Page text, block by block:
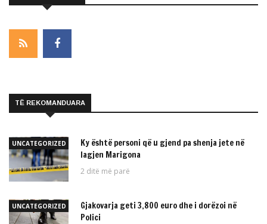
TË REKOMANDUARA
UNCATEGORIZED
Ky është personi që u gjend pa shenja jete në
lagjen Marigona
2 ditë më parë
UNCATEGORIZED
Gjakovarja geti 3,800 euro dhe i dorëzoi në
Polici